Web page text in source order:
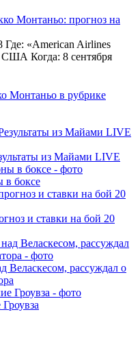
Монтаньо: прогноз на
Где: «American Airlines
США Когда: 8 сентября
Монтаньо в рубрике
из Майами LIVE
в боксе
и ставки на бой 20
Веласкесом, рассуждал о